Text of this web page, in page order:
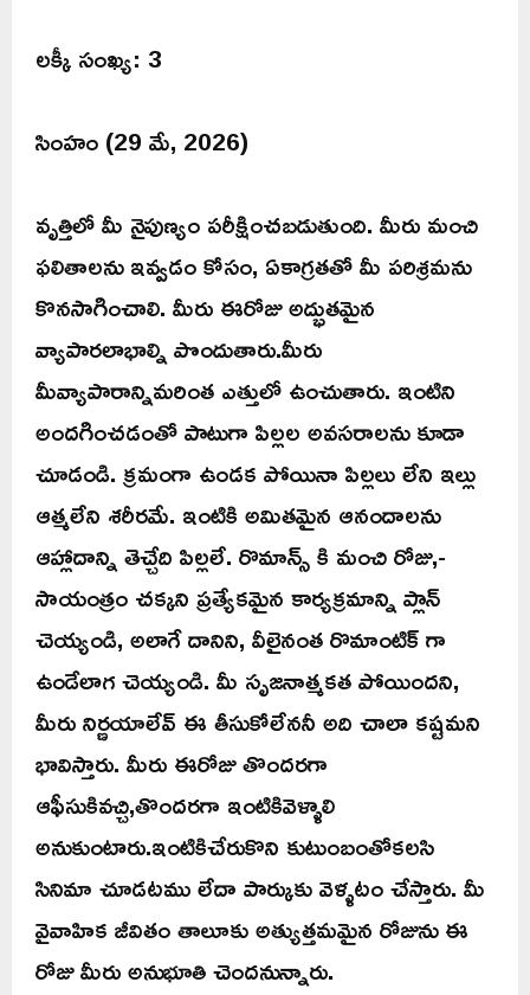
లక్కీ సంఖ్య: 3
సింహం (29 మే, 2026)
వృత్తిలో మీ నైపుణ్యం పరీక్షించబడుతుంది. మీరు మంచి
ఫలితాలను ఇవ్వడం కోసం, ఏకాగ్రతతో మీ పరిశ్రమను
కొనసాగించాలి. మీరు ఈరోజు అద్భుతమైన
వ్యాపారలాభాల్ని పొందుతారు.మీరు
మీవ్యాపారాన్నిమరింత ఎత్తులో ఉంచుతారు. ఇంటిని
అందగించడంతో పాటుగా పిల్లల అవసరాలను కూడా
చూడండి. క్రమంగా ఉండక పోయినా పిల్లలు లేని ఇల్లు
ఆత్మలేని శరీరమే. ఇంటికి అమితమైన ఆనందాలను
ఆహ్లాదాన్ని తెచ్చేది పిల్లలే. రొమాన్స్ కి మంచి రోజు,-
సాయంత్రం చక్కని ప్రత్యేకమైన కార్యక్రమాన్ని ప్లాన్
చెయ్యండి, అలాగే దానిని, వీలైనంత రొమాంటిక్ గా
ఉండేలాగ చెయ్యండి. మీ సృజనాత్మకత పోయిందని,
మీరు నిర్ణయాలేవ్ ఈ తీసుకోలేననీ అది చాలా కష్టమని
భావిస్తారు. మీరు ఈరోజు తొందరగా
ఆఫీసుకివచ్చి,తొందరగా ఇంటికివెళ్ళాలి
అనుకుంటారు.ఇంటికిచేరుకొని కుటుంబంతోకలసి
సినిమా చూడటము లేదా పార్కుకు వెళ్ళటం చేస్తారు. మీ
వైవాహిక జీవితం తాలూకు అత్యుత్తమమైన రోజును ఈ
రోజు మీరు అనుభూతి చెందనున్నారు.